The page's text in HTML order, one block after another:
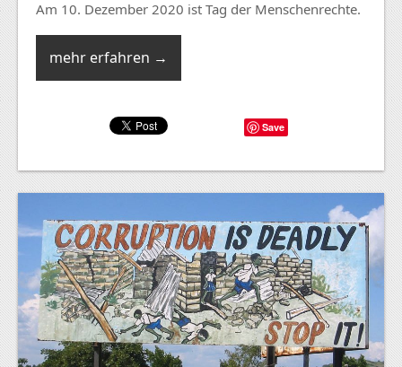
Am 10. Dezember 2020 ist Tag der Menschenrechte.
mehr erfahren →
Save